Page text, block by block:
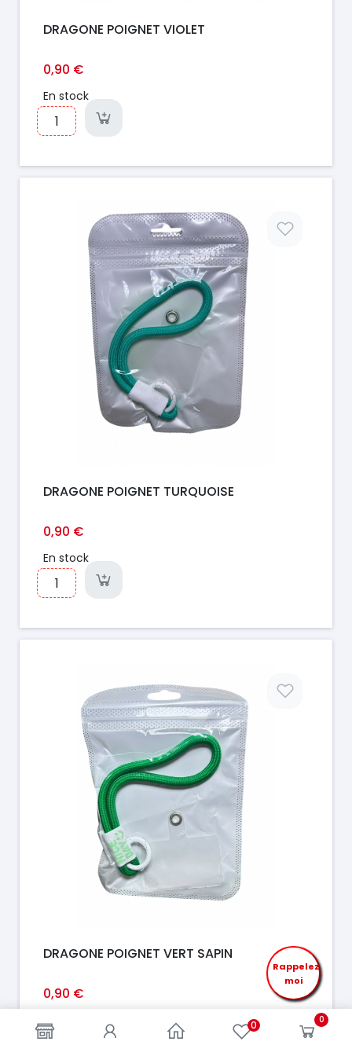
0 0
DRAGONE POIGNET VIOLET
0,90 €
En stock
DRAGONE POIGNET TURQUOISE
0,90 €
En stock
DRAGONE POIGNET VERT SAPIN
0,90 €
En stock
Rappelez
moi